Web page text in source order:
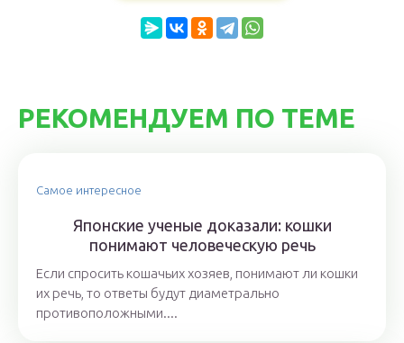
РЕКОМЕНДУЕМ ПО ТЕМЕ
Самое интересное
Японские ученые доказали: кошки
понимают человеческую речь
Если спросить кошачьих хозяев, понимают ли кошки
их речь, то ответы будут диаметрально
противоположными....